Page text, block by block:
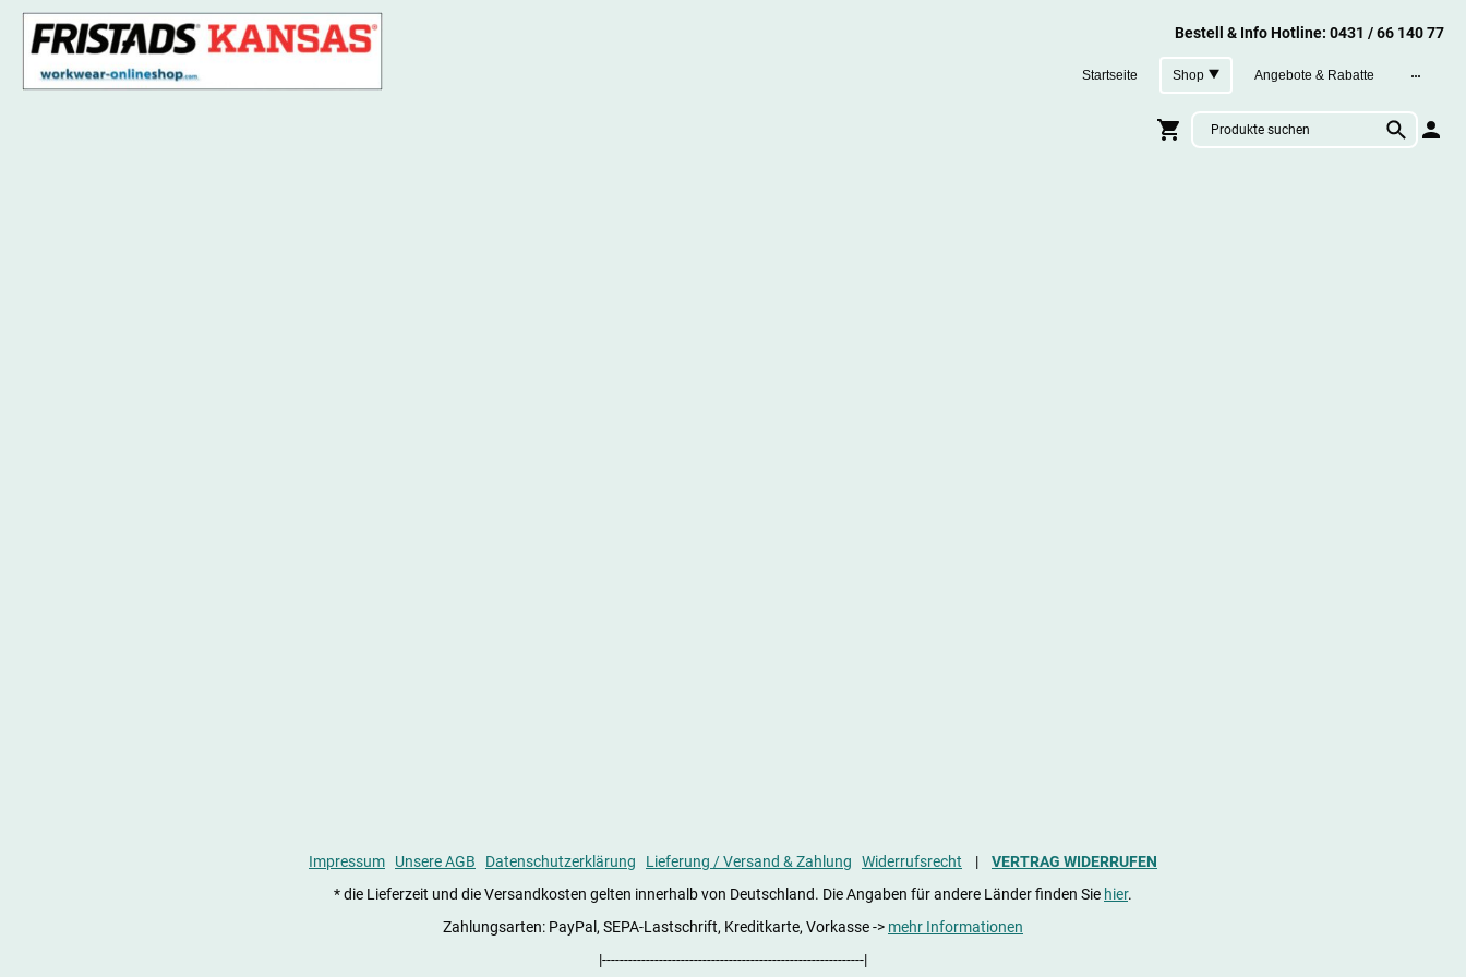
Bestell & Info Hotline: 0431 / 66 140 77
Startseite Shop Angebote & Rabatte
Impressum Unsere AGB Datenschutzerklärung Lieferung / Versand & Zahlung Widerrufsrecht | VERTRAG WIDERRUFEN
* die Lieferzeit und die Versandkosten gelten innerhalb von Deutschland. Die Angaben für andere Länder finden Sie hier.
Zahlungsarten: PayPal, SEPA-Lastschrift, Kreditkarte, Vorkasse -> mehr Informationen
|------------------------------------------------------------|